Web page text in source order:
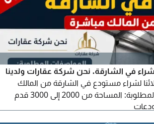
في الشارقة. نحن شركة عقارات ولدينا
لشراء مستودع في الشارقة من المالك
مباشرة. المواصفات المطلوبة: المساحة من 2000 إلى 3000 قدم
بحالة جيدة، يُفضل في المناطق الصناعية في